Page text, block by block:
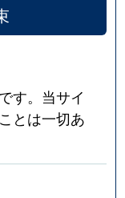
す。当サイ
とは一切あ